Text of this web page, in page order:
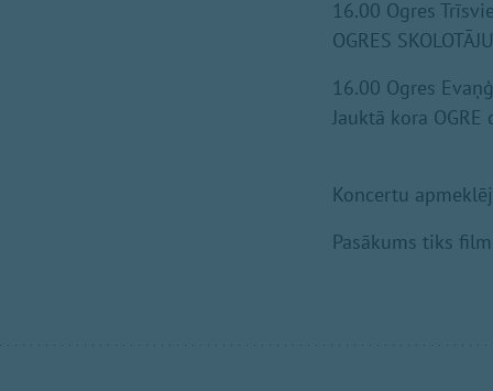
16.00 Ogres
OGRES
16.00 Ogres
Jauktā kora
Koncertu
Pasākums tiks